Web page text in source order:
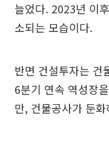
늘었다. 2023년 이
소되는 모습이다.
반면 건설투자는 건
6분기 연속 역성장
만, 건물공사가 둔